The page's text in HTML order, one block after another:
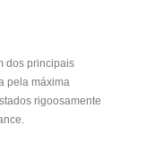
dos principais
pela máxima
rigoosamente